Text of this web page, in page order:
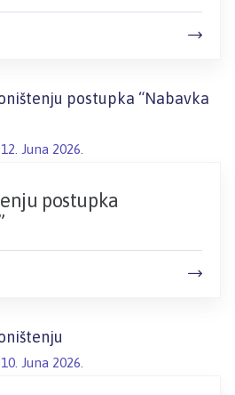
postupka “Nabavka
12. Juna 2026.
postupka
10. Juna 2026.